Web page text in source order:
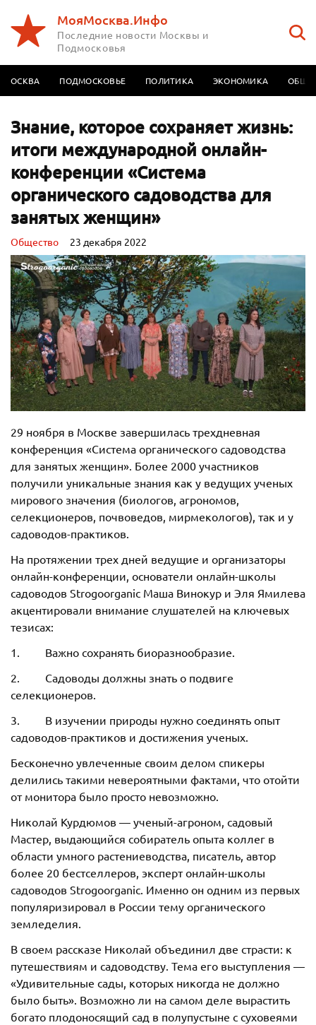
МояМосква.Инфо
Последние новости Москвы и
Подмосковья
МОСКВА ПОДМОСКОВЬЕ ПОЛИТИКА ЭКОНОМИКА
Знание, которое сохраняет жизнь:
итоги международной онлайн-
конференции «Система
органического садоводства для
занятых женщин»
Oбщество 23 декабря 2022
29 ноября в Москве завершилась трехдневная
конференция «Система органического садоводства
для занятых женщин». Более 2000 участников
получили уникальные знания как у ведущих ученых
мирового значения (биологов, агрономов,
селекционеров, почвоведов, мирмекологов), так и у
садоводов-практиков.
На протяжении трех дней ведущие и организаторы
онлайн-конференции, основатели онлайн-школы
садоводов Strogoorganic Маша Винокур и Эля Ямилева
акцентировали внимание слушателей на ключевых
тезисах:
1. Важно сохранять биоразнообразие.
2. Садоводы должны знать о подвиге
селекционеров.
3. В изучении природы нужно соединять опыт
садоводов-практиков и достижения ученых.
Бесконечно увлеченные своим делом спикеры
делились такими невероятными фактами, что отойти
от монитора было просто невозможно.
Николай Курдюмов — ученый-агроном, садовый
Мастер, выдающийся собиратель опыта коллег в
области умного растениеводства, писатель, автор
более 20 бестселлеров, эксперт онлайн-школы
садоводов Strogoorganic. Именно он одним из первых
популяризировал в России тему органического
земледелия.
В своем рассказе Николай объединил две страсти: к
путешествиям и садоводству. Тема его выступления —
«Удивительные сады, которых никогда не должно
было быть». Возможно ли на самом деле вырастить
богато плодоносящий сад в полупустыне с суховеями